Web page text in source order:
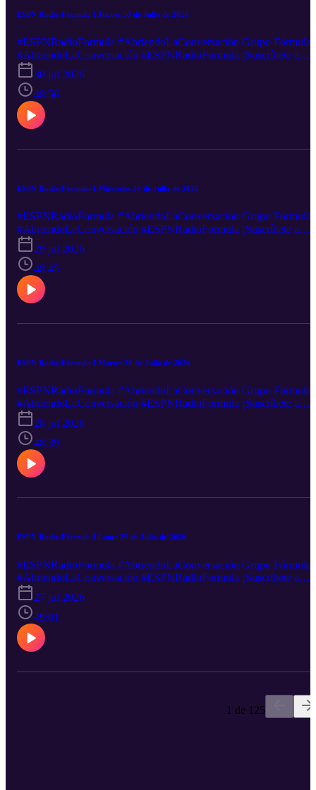
ESPN Radio Fórmula I Jueves 30 de Julio de 2026
#ESPNRadioFormula #AbriendoLaConversación Grupo Fórmula
#AbriendoLaConversación #ESPNRadioFormula ¡Suscríbete a
nuestro canal de YouTube! http://goo.gl/NAKFkj Podcast:
https://goo.gl/PbwGxT Mantente informado minuto a minuto en
nuestras redes sociales: Facebook-----http://goo.gl/5UHZOQ
Twitter----------http://goo.gl/nEXxVF Canal sugerido
http://goo.gl/hst33f Sigue nuestra transmisión en vivo:
http://goo.gl/2VZDqJ Descarga nuestra App: iOS:
30 jul 2026
48:56
ESPN Radio Fórmula I Miércoles 29 de Julio de 2026
#ESPNRadioFormula #AbriendoLaConversación Grupo Fórmula
#AbriendoLaConversación #ESPNRadioFormula ¡Suscríbete a
nuestro canal de YouTube! http://goo.gl/NAKFkj Podcast:
https://goo.gl/PbwGxT Mantente informado minuto a minuto en
nuestras redes sociales: Facebook-----http://goo.gl/5UHZOQ
Twitter----------http://goo.gl/nEXxVF Canal sugerido
http://goo.gl/hst33f Sigue nuestra transmisión en vivo:
http://goo.gl/2VZDqJ Descarga nuestra App: iOS:
29 jul 2026
48:45
ESPN Radio Fórmula I Martes 28 de Julio de 2026
#ESPNRadioFormula #AbriendoLaConversación Grupo Fórmula
#AbriendoLaConversación #ESPNRadioFormula ¡Suscríbete a
nuestro canal de YouTube! http://goo.gl/NAKFkj Podcast:
https://goo.gl/PbwGxT Mantente informado minuto a minuto en
nuestras redes sociales: Facebook-----http://goo.gl/5UHZOQ
Twitter----------http://goo.gl/nEXxVF Canal sugerido
http://goo.gl/hst33f Sigue nuestra transmisión en vivo:
http://goo.gl/2VZDqJ Descarga nuestra App: iOS:
28 jul 2026
48:39
ESPN Radio Fórmula I Lunes 27 de Julio de 2026
#ESPNRadioFormula #AbriendoLaConversación Grupo Fórmula
#AbriendoLaConversación #ESPNRadioFormula ¡Suscríbete a
nuestro canal de YouTube! http://goo.gl/NAKFkj Podcast:
https://goo.gl/PbwGxT Mantente informado minuto a minuto en
nuestras redes sociales: Facebook-----http://goo.gl/5UHZOQ
Twitter----------http://goo.gl/nEXxVF Canal sugerido
http://goo.gl/hst33f Sigue nuestra transmisión en vivo:
http://goo.gl/2VZDqJ Descarga nuestra App: iOS:
27 jul 2026
49:01
1 de 125